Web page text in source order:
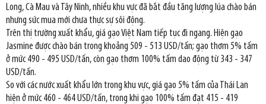
Long, Cà Mau và Tây Ninh, nhiều khu vực đã bắt đầu tăng lượng lúa chào bán
nhưng sức mua mới chưa thực sự sôi động.
Trên thị trường xuất khẩu, giá gạo Việt Nam tiếp tục đi ngang. Hiện gạo
Jasmine được chào bán trong khoảng 509 - 513 USD/tấn; gạo thơm 5% tấm
ở mức 490 - 495 USD/tấn, còn gạo thơm 100% tấm dao động từ 343 - 347
USD/tấn.
So với các nước xuất khẩu lớn trong khu vực, giá gạo 5% tấm của Thái Lan
hiện ở mức 460 - 464 USD/tấn, trong khi gạo 100% tấm đạt 415 - 419